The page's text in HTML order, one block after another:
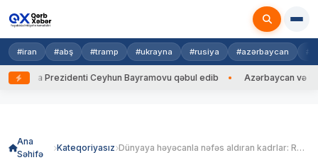
#iran #abş #tramp #ukrayna #rusiya #azərbaycan
Prezidenti Ceyhun Bayramovu qəbul edib Azərbaycan və
Ana
Səhifə
Kateqoriyasız Dünyaya həyəcanla nəfəs aldıran kadrlar: Rusiya Ukraynaya hücumu bu tarixdə edə bilər – Amerika kəşfiyyatı zamanı açıqladı